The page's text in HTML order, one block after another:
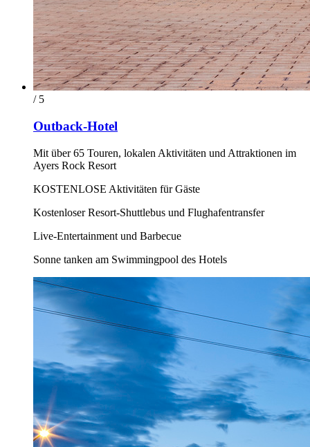
/ 5
Outback-Hotel
Mit über 65 Touren, lokalen Aktivitäten und Attraktionen im
Ayers Rock Resort
KOSTENLOSE Aktivitäten für Gäste
Kostenloser Resort-Shuttlebus und Flughafentransfer
Live-Entertainment und Barbecue
Sonne tanken am Swimmingpool des Hotels